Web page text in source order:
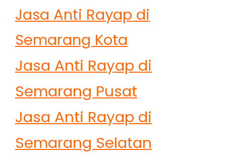
Jasa Anti Rayap di
Semarang Kota
Jasa Anti Rayap di
Semarang Pusat
Jasa Anti Rayap di
Semarang Selatan